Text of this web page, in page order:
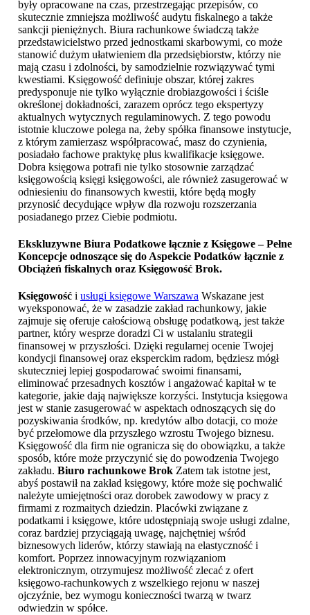
były opracowane na czas, przestrzegając przepisów, co
skutecznie zmniejsza możliwość audytu fiskalnego a także
sankcji pieniężnych. Biura rachunkowe świadczą także
przedstawicielstwo przed jednostkami skarbowymi, co może
stanowić dużym ułatwieniem dla przedsiębiorstw, którzy nie
mają czasu i zdolności, by samodzielnie rozwiązywać tymi
kwestiami. Księgowość definiuje obszar, której zakres
predysponuje nie tylko wyłącznie drobiazgowości i ściśle
określonej dokładności, zarazem oprócz tego ekspertyzy
aktualnych wytycznych regulaminowych. Z tego powodu
istotnie kluczowe polega na, żeby spółka finansowe instytucje,
z którym zamierzasz współpracować, masz do czynienia,
posiadało fachowe praktykę plus kwalifikacje księgowe.
Dobra księgowa potrafi nie tylko stosownie zarządzać
księgowością księgi księgowości, ale również zasugerować w
odniesieniu do finansowych kwestii, które będą mogły
przynosić decydujące wpływ dla rozwoju rozszerzania
posiadanego przez Ciebie podmiotu.
Ekskluzywne Biura Podatkowe łącznie z Księgowe – Pełne
Koncepcje odnoszące się do Aspekcie Podatków łącznie z
Obciążeń fiskalnych oraz Księgowość Brok.
Księgowość i usługi księgowe Warszawa Wskazane jest
wyeksponować, że w zasadzie zakład rachunkowy, jakie
zajmuje się oferuje całościową obsługę podatkową, jest także
partner, który wesprze doradzi Ci w ustalaniu strategii
finansowej w przyszłości. Dzięki regularnej ocenie Twojej
kondycji finansowej oraz eksperckim radom, będziesz mógł
skuteczniej lepiej gospodarować swoimi finansami,
eliminować przesadnych kosztów i angażować kapitał w te
kategorie, jakie dają największe korzyści. Instytucja księgowa
jest w stanie zasugerować w aspektach odnoszących się do
pozyskiwania środków, np. kredytów albo dotacji, co może
być przełomowe dla przyszłego wzrostu Twojego biznesu.
Księgowość dla firm nie ogranicza się do obowiązku, a także
sposób, które może przyczynić się do powodzenia Twojego
zakładu. Biuro rachunkowe Brok Zatem tak istotne jest,
abyś postawił na zakład księgowy, które może się pochwalić
należyte umiejętności oraz dorobek zawodowy w pracy z
firmami z rozmaitych dziedzin. Placówki związane z
podatkami i księgowe, które udostępniają swoje usługi zdalne,
coraz bardziej przyciągają uwagę, najchętniej wśród
biznesowych liderów, którzy stawiają na elastyczność i
komfort. Poprzez innowacyjnym rozwiązaniom
elektronicznym, otrzymujesz możliwość zlecać z ofert
księgowo-rachunkowych z wszelkiego rejonu w naszej
ojczyźnie, bez wymogu konieczności twarzą w twarz
odwiedzin w spółce.